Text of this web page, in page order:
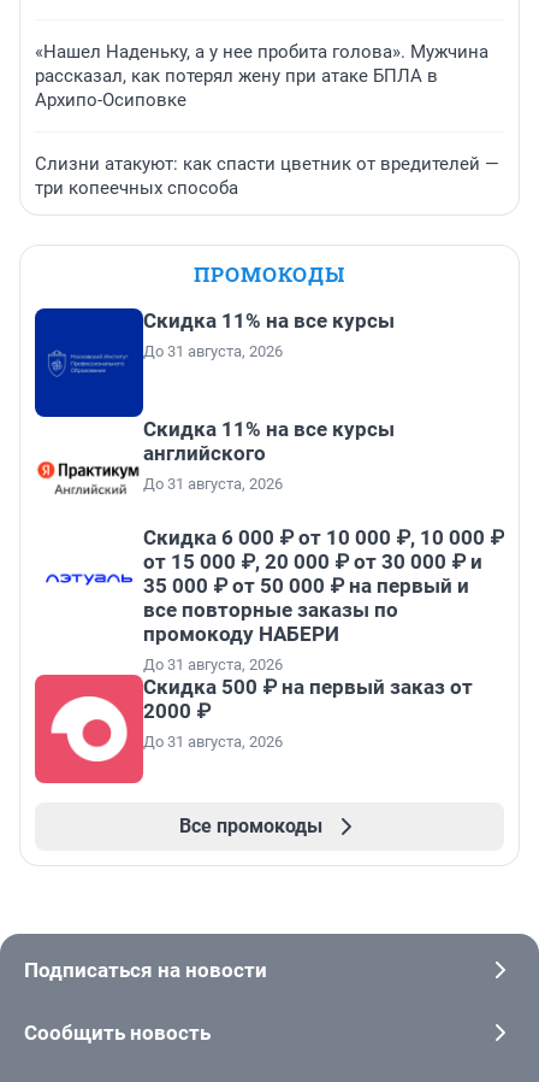
«Нашел Наденьку, а у нее пробита голова». Мужчина
рассказал, как потерял жену при атаке БПЛА в
Архипо-Осиповке
Слизни атакуют: как спасти цветник от вредителей —
три копеечных способа
ПРОМОКОДЫ
Скидка 11% на все курсы
До 31 августа, 2026
Скидка 11% на все курсы
английского
До 31 августа, 2026
Скидка 6 000 ₽ от 10 000 ₽, 10 000 ₽
от 15 000 ₽, 20 000 ₽ от 30 000 ₽ и
35 000 ₽ от 50 000 ₽ на первый и
все повторные заказы по
промокоду НАБЕРИ
До 31 августа, 2026
Скидка 500 ₽ на первый заказ от
2000 ₽
До 31 августа, 2026
Все промокоды
Подписаться на новости
Сообщить новость